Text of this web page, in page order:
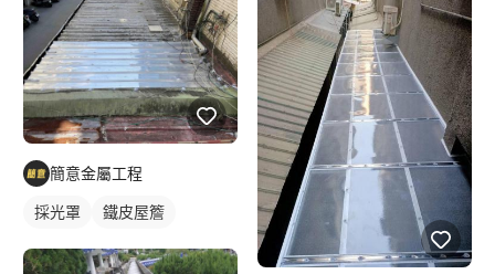
簡意金屬工程
採光罩 鐵皮屋簷